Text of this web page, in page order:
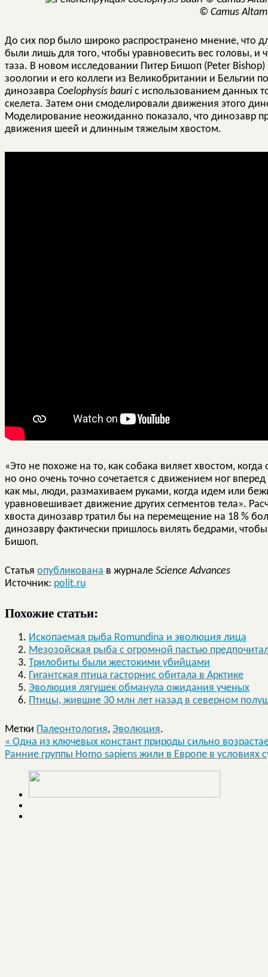
© Camus
До сих пор было широко распространено мнение, что
были лишь для того, чтобы уравновесить вес головы,
таза. В новом исследовании Питер Бишоп (Peter Bishop)
зоологии и его коллеги из Великобритании и Бельгии
динозавра Coelophysis bauri с использованием данных
скелета. Затем они смоделировали движения этого
Моделирование неожиданно показало, что динозавр
движения шеей и длинным тяжелым хвостом.
«Это не похоже на то, как собака виляет хвостом,
но оно очень точно сочетается с движением ног
как мы, люди, размахиваем руками, когда идем или
уравновешивает движение других сегментов тела».
хвоста динозавр тратил бы на перемещение на 18 %
динозавру фактически пришлось вилять бедрами,
Бишоп.
Статья опубликована в журнале Science Advances
Источник: polit.ru
Похожие статьи:
Ископаемая рыба Romundina и эволюция лица
Мезозойская рыба с огромной пастью
Трилобиты были жестокими убийцами
Гигантская птица гасторнис обитала в Арктике
Эволюция лягушек обманула ожидания ученых
Птицы, жившие 30 млн лет назад в северном
Метки Палеонтология, Эволюция.
« Одна из ключевых констант природы сильно
Ранние группы Homo sapiens жили в Европе в условиях